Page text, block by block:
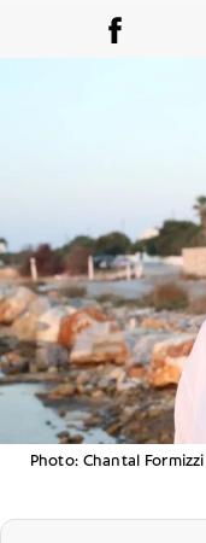
Photo: Chantal Formizzi